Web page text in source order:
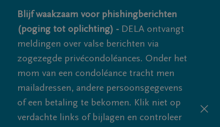
Blijf waakzaam voor phishingberichten
(poging tot oplichting) - DELA ontvangt
meldingen over valse berichten via
zogezegde privécondoléances. Onder het
mom van een condoléance tracht men
mailadressen, andere persoonsgegevens
of een betaling te bekomen. Klik niet op
verdachte links of bijlagen en controleer